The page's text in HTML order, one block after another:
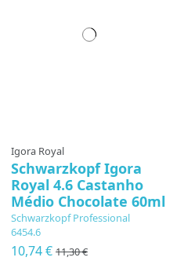
Igora Royal
Schwarzkopf Igora
Royal 4.6 Castanho
Médio Chocolate 60ml
Schwarzkopf Professional
6454.6
10,74 € 11,30 €